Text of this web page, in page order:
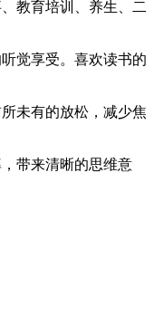
教育培训、养生、二
觉享受。喜欢读书的
未有的放松，减少焦
带来清晰的思维意